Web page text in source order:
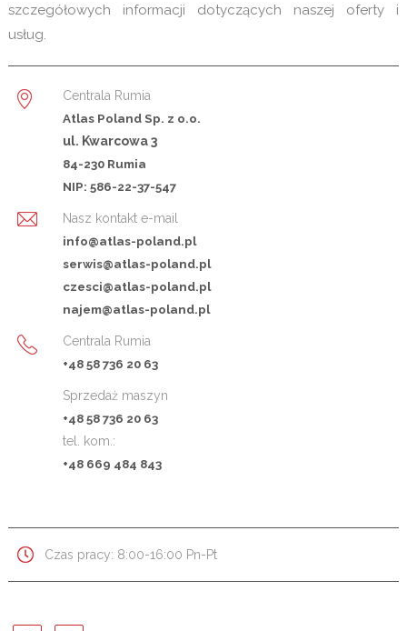
szczegółowych informacji dotyczących naszej oferty i
usług.
Centrala Rumia
Atlas Poland Sp. z o.o.
ul. Kwarcowa 3
84-230 Rumia
NIP: 586-22-37-547
Nasz kontakt e-mail
info@atlas-poland.pl
serwis@atlas-poland.pl
czesci@atlas-poland.pl
najem@atlas-poland.pl
Centrala Rumia
+48 58 736 20 63
Sprzedaż maszyn
+48 58 736 20 63
tel. kom.:
+48 669 484 843
Czas pracy: 8:00-16:00 Pn-Pt